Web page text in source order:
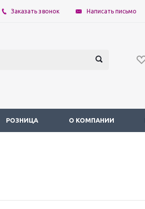
Заказать звонок Написать письмо
РОЗНИЦА О КОМПАНИИ